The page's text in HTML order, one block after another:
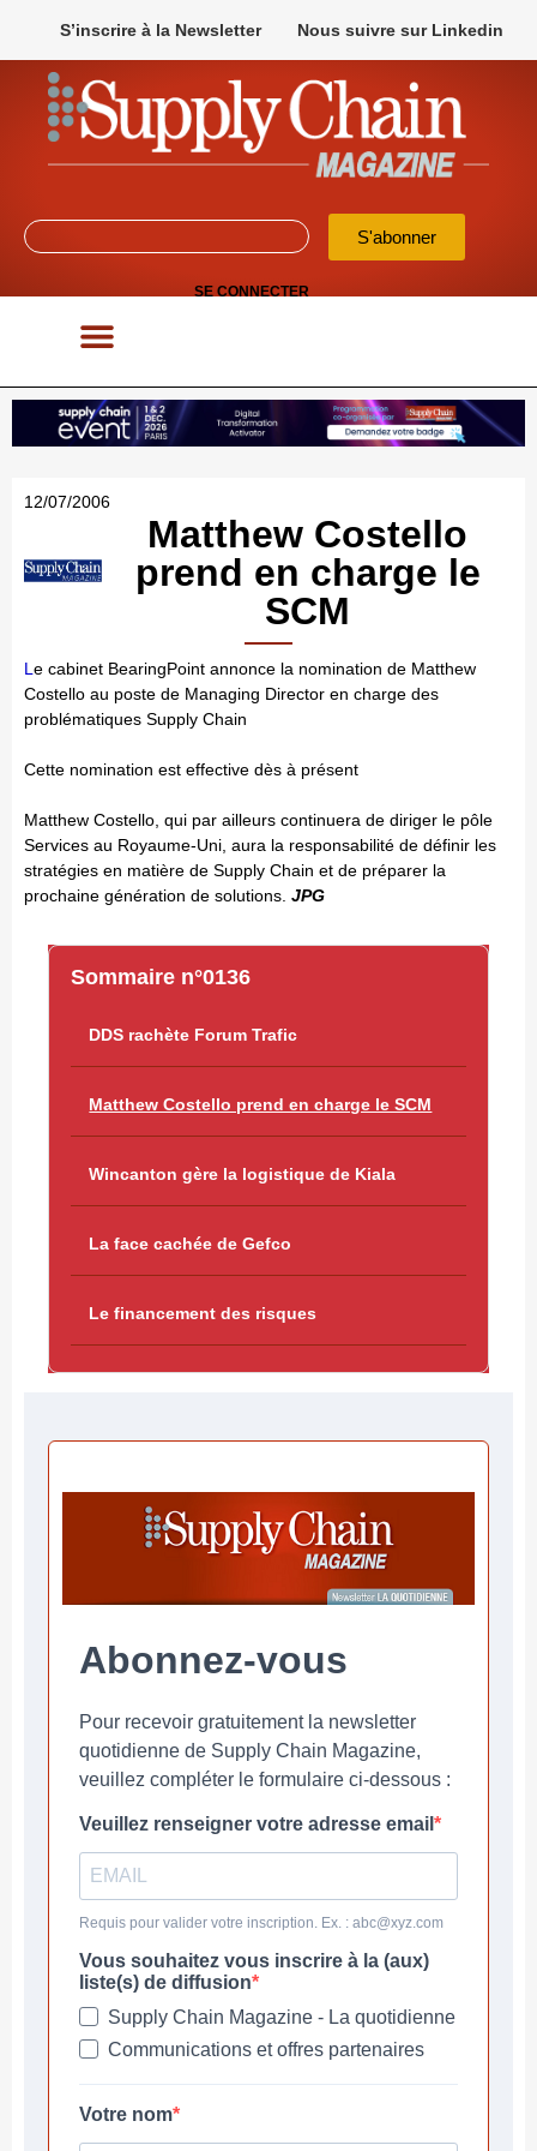
S’inscrire à la Newsletter Nous suivre sur Linkedin
S'abonner
SE CONNECTER
Matthew Costello
prend en charge le
SCM
Sommaire n°0136
DDS rachète Forum Trafic
Matthew Costello prend en charge le SCM
Wincanton gère la logistique de Kiala
La face cachée de Gefco
Le financement des risques
L e cabinet BearingPoint annonce la nomination de Matthew
Costello au poste de Managing Director en charge des
problématiques Supply Chain
Cette nomination est effective dès à présent
Matthew Costello, qui par ailleurs continuera de diriger le pôle
Services au Royaume-Uni, aura la responsabilité de définir les
stratégies en matière de Supply Chain et de préparer la
prochaine génération de solutions. JPG
12/07/2006